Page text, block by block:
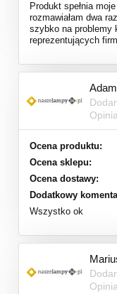
Produkt spełnia
rozmawiałam dwa
szybko na problemy
reprezentujących
Ocena produktu:
Ocena sklepu:
Ocena dostawy:
Dodatkowy
Wszystko ok